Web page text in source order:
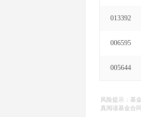
013392
006595
005644
风险提示：基
真阅读基金合